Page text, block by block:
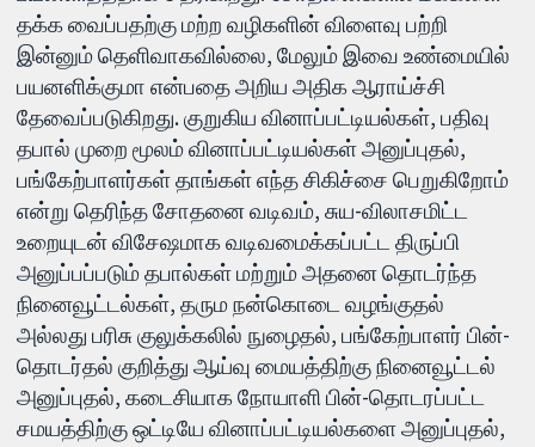
தக்க வைப்பதற்கு மற்ற வழிகளின் விளைவு பற்றி
இன்னும் தெளிவாகவில்லை, மேலும் இவை உண்மையில்
பயனளிக்குமா என்பதை அறிய அதிக ஆராய்ச்சி
தேவைப்படுகிறது. குறுகிய வினாப்பட்டியல்கள், பதிவு
தபால் முறை மூலம் வினாப்பட்டியல்கள் அனுப்புதல்,
பங்கேற்பாளர்கள் தாங்கள் எந்த சிகிச்சை பெறுகிறோம்
என்று தெரிந்த சோதனை வடிவம், சுய-விலாசமிட்ட
உறையுடன் விசேஷமாக வடிவமைக்கப்பட்ட திருப்பி
அனுப்பப்படும் தபால்கள் மற்றும் அதனை தொடர்ந்த
நினைவூட்டல்கள், தரும நன்கொடை வழங்குதல்
அல்லது பரிசு குலுக்கலில் நுழைதல், பங்கேற்பாளர் பின்-
தொடர்தல் குறித்து ஆய்வு மையத்திற்கு நினைவூட்டல்
அனுப்புதல், கடைசியாக நோயாளி பின்-தொடரப்பட்ட
சமயத்திற்கு ஒட்டியே வினாப்பட்டியல்களை அனுப்புதல்,